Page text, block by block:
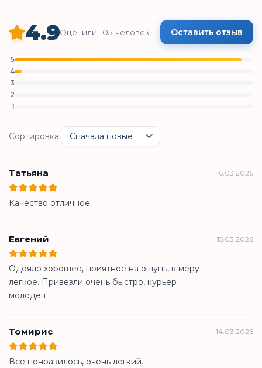
4.9Оценили 105 человек Оставить отзыв
5
4
3
2
1
Сортировка:
Татьяна 16.03.2026
Качество отличное.
Евгений 15.03.2026
Одеяло хорошее, приятное на ощупь, в меру
легкое. Привезли очень быстро, курьер
молодец.
Томирис 14.03.2026
Все понравилось, очень легкий.